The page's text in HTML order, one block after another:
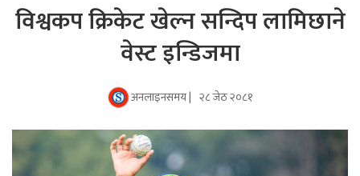
विश्वकप क्रिकेट खेल्न सन्दिप लामिछाने
वेस्ट इन्डिजमा
अनलाइनसमय | २८ जेठ २०८१